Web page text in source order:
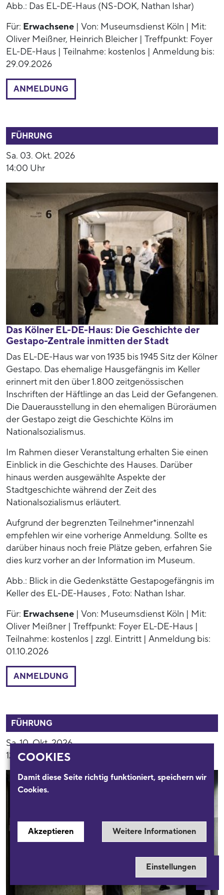
COOKIES
Damit diese Seite richtig funktioniert, speichern wir
Cookies.
Akzeptieren Weitere Informationen
Einstellungen
Abb.: Das EL-DE-Haus (NS-DOK, Nathan Ishar)
Für: Erwachsene | Von: Museumsdienst Köln | Mit:
Oliver Meißner, Heinrich Bleicher | Treffpunkt: Foyer
EL-DE-Haus | Teilnahme: kostenlos | Anmeldung bis:
29.09.2026
ANMELDUNG
FÜHRUNG
Sa. 03. Okt. 2026
14:00 Uhr
Das Kölner EL-DE-Haus: Die Geschichte der
Gestapo-Zentrale inmitten der Stadt
Das EL-DE-Haus war von 1935 bis 1945 Sitz der Kölner
Gestapo. Das ehemalige Hausgefängnis im Keller
erinnert mit den über 1.800 zeitgenössischen
Inschriften der Häftlinge an das Leid der Gefangenen.
Die Dauerausstellung in den ehemaligen Büroräumen
der Gestapo zeigt die Geschichte Kölns im
Nationalsozialismus.
Im Rahmen dieser Veranstaltung erhalten Sie einen
Einblick in die Geschichte des Hauses. Darüber
hinaus werden ausgewählte Aspekte der
Stadtgeschichte während der Zeit des
Nationalsozialismus erläutert.
Aufgrund der begrenzten Teilnehmer*innenzahl
empfehlen wir eine vorherige Anmeldung. Sollte es
darüber hinaus noch freie Plätze geben, erfahren Sie
dies kurz vorher an der Information im Museum.
Abb.: Blick in die Gedenkstätte Gestapogefängnis im
Keller des EL-DE-Hauses , Foto: Nathan Ishar.
Für: Erwachsene | Von: Museumsdienst Köln | Mit:
Oliver Meißner | Treffpunkt: Foyer EL-DE-Haus |
Teilnahme: kostenlos | zzgl. Eintritt | Anmeldung bis:
01.10.2026
ANMELDUNG
FÜHRUNG
Sa. 10. Okt. 2026
12:00 Uhr